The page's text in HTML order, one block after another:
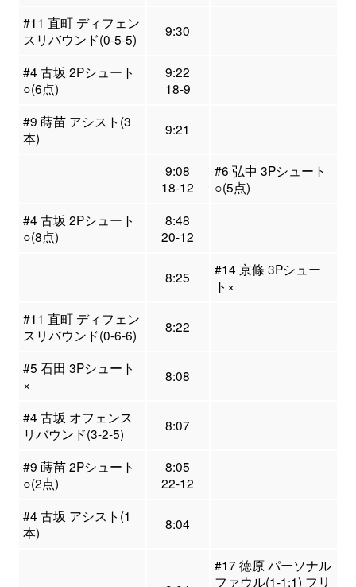
#11 直町 ディフェン
スリバウンド(0-5-5)
9:30
#4 古坂 2Pシュート
○(6点)
9:22
18-9
#9 蒔苗 アシスト(3
本)
9:21
9:08
18-12
#6 弘中 3Pシュート
○(5点)
#4 古坂 2Pシュート
○(8点)
8:48
20-12
8:25
#14 京條 3Pシュー
ト×
#11 直町 ディフェン
スリバウンド(0-6-6)
8:22
#5 石田 3Pシュート
×
8:08
#4 古坂 オフェンス
リバウンド(3-2-5)
8:07
#9 蒔苗 2Pシュート
○(2点)
8:05
22-12
#4 古坂 アシスト(1
本)
8:04
#17 徳原 パーソナル
ファウル(1-1:1) フリ